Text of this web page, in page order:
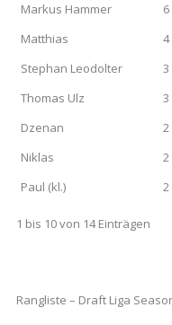
Markus Hammer
6
Matthias
4
Stephan Leodolter
3
Thomas Ulz
3
Dzenan
2
Niklas
2
Paul (kl.)
2
1 bis 10 von 14 Einträgen
Rangliste – Draft Liga